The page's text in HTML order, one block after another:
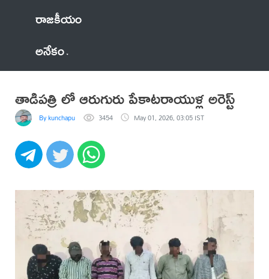
రాజకీయం
అనేకం
తాడిపత్రి లో ఆరుగురు పేకాటరాయుళ్ల అరెస్ట్
By kunchapu 3454 May 01, 2026, 03:05 IST